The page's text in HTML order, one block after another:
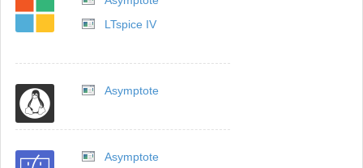
LTspice IV
Asymptote
Asymptote